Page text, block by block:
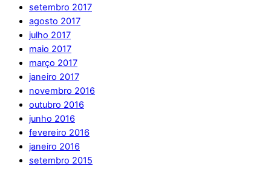
setembro 2017
agosto 2017
julho 2017
maio 2017
março 2017
janeiro 2017
novembro 2016
outubro 2016
junho 2016
fevereiro 2016
janeiro 2016
setembro 2015